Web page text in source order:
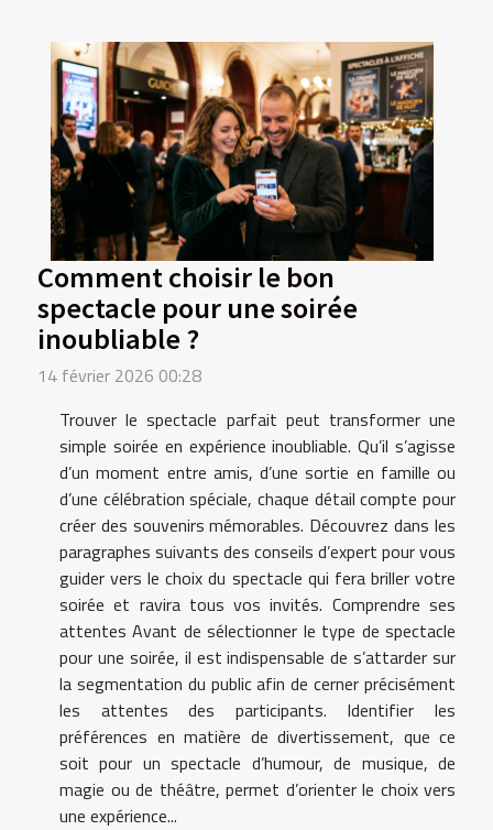
Comment choisir le bon
spectacle pour une soirée
inoubliable ?
14 février 2026 00:28
Trouver le spectacle parfait peut transformer une
simple soirée en expérience inoubliable. Qu’il s’agisse
d’un moment entre amis, d’une sortie en famille ou
d’une célébration spéciale, chaque détail compte pour
créer des souvenirs mémorables. Découvrez dans les
paragraphes suivants des conseils d’expert pour vous
guider vers le choix du spectacle qui fera briller votre
soirée et ravira tous vos invités. Comprendre ses
attentes Avant de sélectionner le type de spectacle
pour une soirée, il est indispensable de s’attarder sur
la segmentation du public afin de cerner précisément
les attentes des participants. Identifier les
préférences en matière de divertissement, que ce
soit pour un spectacle d’humour, de musique, de
magie ou de théâtre, permet d’orienter le choix vers
une expérience...